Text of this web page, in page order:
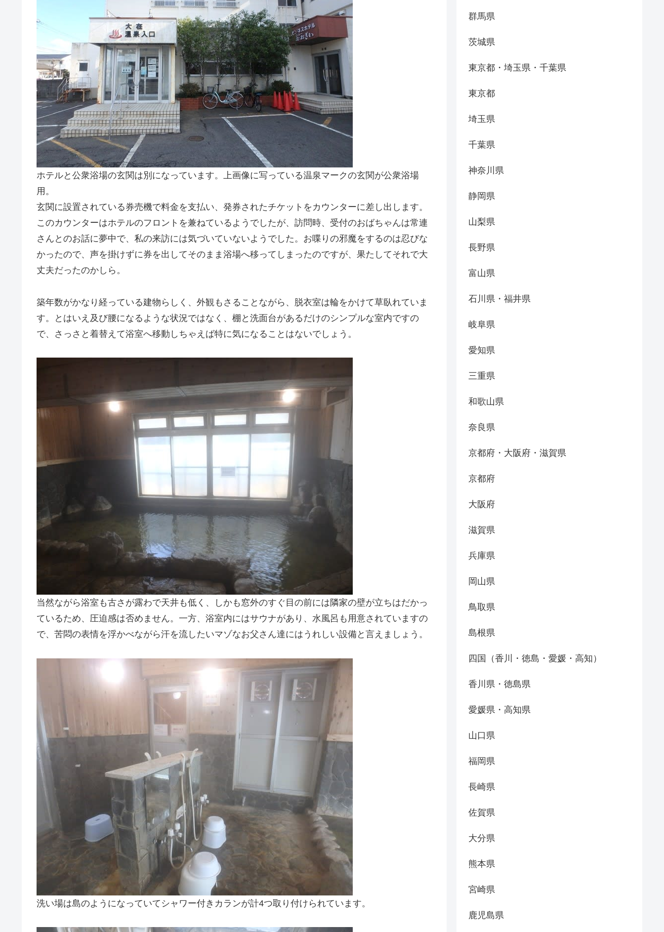
ホテルと公衆浴場の玄関は別になっています。上画像に写っている温泉マークの玄関が公衆浴場
用。
玄関に設置されている券売機で料金を支払い、発券されたチケットをカウンターに差し出します。
このカウンターはホテルのフロントを兼ねているようでしたが、訪問時、受付のおばちゃんは常連
さんとのお話に夢中で、私の来訪には気づいていないようでした。お喋りの邪魔をするのは忍びな
かったので、声を掛けずに券を出してそのまま浴場へ移ってしまったのですが、果たしてそれで大
丈夫だったのかしら。
築年数がかなり経っている建物らしく、外観もさることながら、脱衣室は輪をかけて草臥れていま
す。とはいえ及び腰になるような状況ではなく、棚と洗面台があるだけのシンプルな室内ですの
で、さっさと着替えて浴室へ移動しちゃえば特に気になることはないでしょう。
当然ながら浴室も古さが露わで天井も低く、しかも窓外のすぐ目の前には隣家の壁が立ちはだかっ
ているため、圧迫感は否めません。一方、浴室内にはサウナがあり、水風呂も用意されていますの
で、苦悶の表情を浮かべながら汗を流したいマゾなお父さん達にはうれしい設備と言えましょう。
洗い場は島のようになっていてシャワー付きカランが計4つ取り付けられています。
群馬県
茨城県
東京都・埼玉県・千葉県
東京都
埼玉県
千葉県
神奈川県
静岡県
山梨県
長野県
富山県
石川県・福井県
岐阜県
愛知県
三重県
和歌山県
奈良県
京都府・大阪府・滋賀県
京都府
大阪府
滋賀県
兵庫県
岡山県
鳥取県
島根県
四国（香川・徳島・愛媛・高知）
香川県・徳島県
愛媛県・高知県
山口県
福岡県
長崎県
佐賀県
大分県
熊本県
宮崎県
鹿児島県